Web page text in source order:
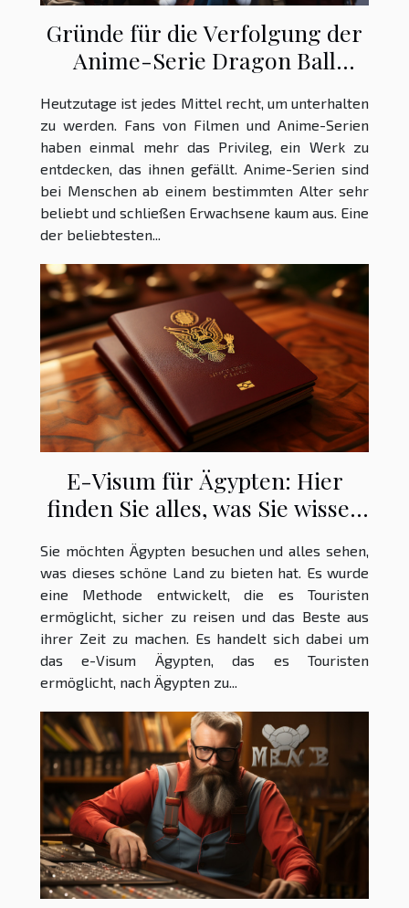
Gründe für die Verfolgung der
Anime-Serie Dragon Ball
Heutzutage ist jedes Mittel recht, um unterhalten
zu werden. Fans von Filmen und Anime-Serien
haben einmal mehr das Privileg, ein Werk zu
entdecken, das ihnen gefällt. Anime-Serien sind
bei Menschen ab einem bestimmten Alter sehr
beliebt und schließen Erwachsene kaum aus. Eine
der beliebtesten...
E-Visum für Ägypten: Hier
finden Sie alles, was Sie wissen
Visum für Ägypten zu erhalten
Sie möchten Ägypten besuchen und alles sehen,
was dieses schöne Land zu bieten hat. Es wurde
eine Methode entwickelt, die es Touristen
ermöglicht, sicher zu reisen und das Beste aus
ihrer Zeit zu machen. Es handelt sich dabei um
das e-Visum Ägypten, das es Touristen
ermöglicht, nach Ägypten zu...